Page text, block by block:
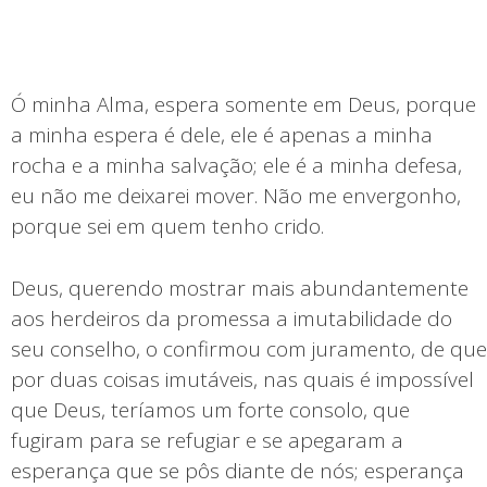
Ó minha Alma, espera somente em Deus, porque
a minha espera é dele, ele é apenas a minha
rocha e a minha salvação; ele é a minha defesa,
eu não me deixarei mover. Não me envergonho,
porque sei em quem tenho crido.
Deus, querendo mostrar mais abundantemente
aos herdeiros da promessa a imutabilidade do
seu conselho, o confirmou com juramento, de que
por duas coisas imutáveis, nas quais é impossível
que Deus, teríamos um forte consolo, que
fugiram para se refugiar e se apegaram a
esperança que se pôs diante de nós; esperança